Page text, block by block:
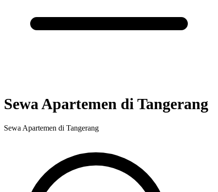
Sewa Apartemen di Tangerang
Sewa Apartemen di Tangerang